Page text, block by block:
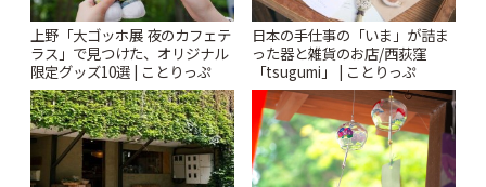
上野「大ゴッホ展 夜のカフェテ
ラス」で見つけた、オリジナル
限定グッズ10選 | ことりっぷ
日本の手仕事の「いま」が詰ま
った器と雑貨のお店/西荻窪
「tsugumi」 | ことりっぷ